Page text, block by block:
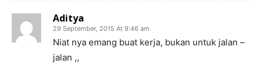
Aditya
29 September, 2015 At 9:46 am
Niat nya emang buat kerja, bukan untuk jalan –
jalan ,,